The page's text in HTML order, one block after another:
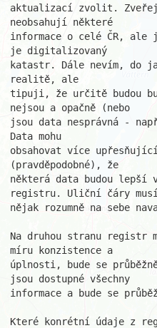
aktualizací zvolit.
neobsahují některé
informace o celé ČR, ale
je digitalizovaný
katastr. Dále nevím, do
realitě, ale
tipuji, že určitě budou
nejsou a opačně (nebo
jsou data nesprávná -
Data mohu
obsahovat více
(pravděpodobné), že
některá data budou lepší v
registru. Uliční čáry musí
nějak rozumně na sebe
Na druhou stranu registr
míru konzistence a
úplnosti, bude se
jsou dostupné všechny
informace a bude se
Které konrétní údaje z